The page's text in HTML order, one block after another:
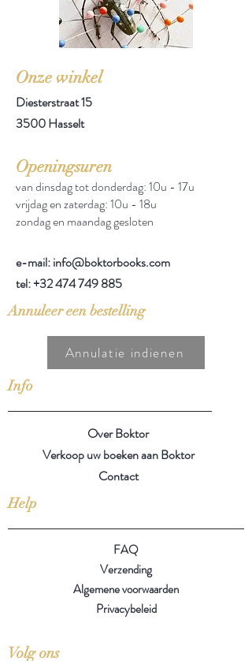
Onze winkel
Diesterstraat 15
3500 Hasselt
Openingsuren
van dinsdag tot donderdag: 10u - 17u
vrijdag en zaterdag: 10u - 18u
zondag en maandag gesloten
e-mail: info@boktorbooks.com
tel:+32 474 749 885
Annuleer een bestelling
Annulatie indienen
Info
Over Boktor
Verkoop uw boeken aan Boktor
Contact
Help
FAQ
Verzending
Algemene voorwaarden
Privacybeleid
Volg ons